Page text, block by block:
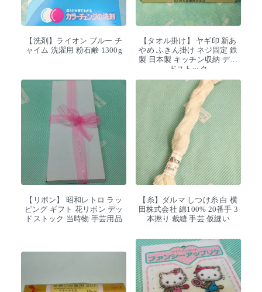
【洗剤】ライオン ブルー チ
ャイム 洗濯用 粉石鹸 1300g
【タオル掛け】 ヤギ印 新あ
やめ ふきん掛け ネジ固定 鉄
製 日本製 キッチン収納 デッ
ドストック
【リボン】 昭和レトロ ラッ
ピング ギフト 花リボン デッ
ドストック 当時物 手芸用品
【糸】ダルマ しつけ糸 白 横
田株式会社 綿100% 20番手 3
本撚り 裁縫 手芸 仮縫い